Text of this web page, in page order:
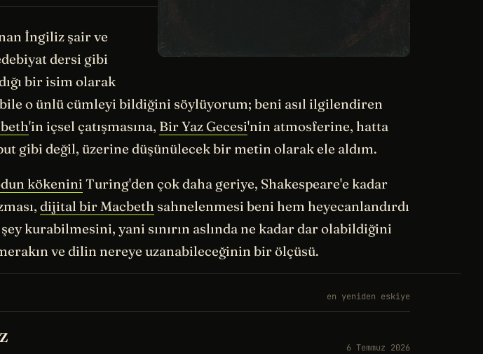
İngiliz şair ve
dersi gibi
bir isim olarak
bile o ünlü cümleyi bildiğini söylüyorum; beni asıl ilgilendiren
'in içsel çatışmasına, Bir Yaz Gecesi'nin atmosferine, hatta
gibi değil, üzerine düşünülecek bir metin olarak ele aldım.
kökenini Turing'den çok daha geriye, Shakespeare'e kadar
dijital bir Macbeth sahnelenmesi beni hem heyecanlandırdı
kurabilmesini, yani sınırın aslında ne kadar dar olabildiğini
ve dilin nereye uzanabileceğinin bir ölçüsü.
en yeniden eskiye
6 Temmuz 2026